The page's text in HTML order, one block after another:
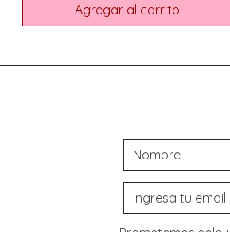
Agregar al carrito